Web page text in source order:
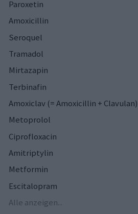
Paroxetin
Amoxicillin
Seroquel
Tramadol
Mirtazapin
Terbinafin
Amoxiclav (= Amoxicillin + Clavulan)
Metoprolol
Ciprofloxacin
Amitriptylin
Metformin
Escitalopram
Alle anzeigen...